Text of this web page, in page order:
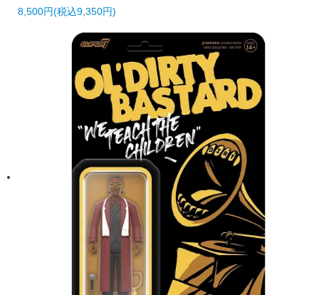
8,500円(税込9,350円)